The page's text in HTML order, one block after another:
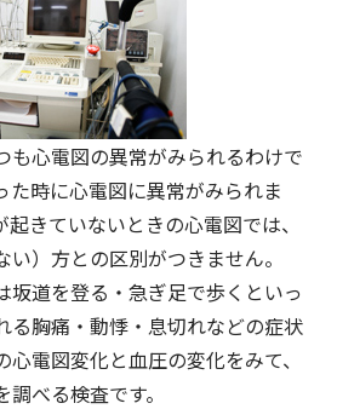
も心電図の異常がみられるわけで
た時に心電図に異常がみられま
きていないときの心電図では、
）方との区別がつきません。
坂道を登る・急ぎ足で歩くといっ
る胸痛・動悸・息切れなどの症状
電図変化と血圧の変化をみて、
べる検査です。